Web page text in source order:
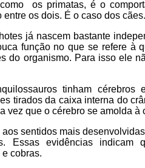
os primatas, é o
os dois. É o caso dos cães.
já nascem bastante
função no que se refere à
do organismo. Para isso ele
tinham cérebros
tirados da caixa interna do
vez que o cérebro se amolda à
sentidos mais
Essas evidências indicam
cobras.